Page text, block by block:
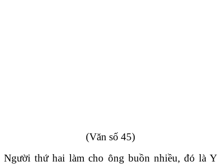
(Văn số 45)
Người thứ hai làm cho ông buồn nhiều, đó là Y